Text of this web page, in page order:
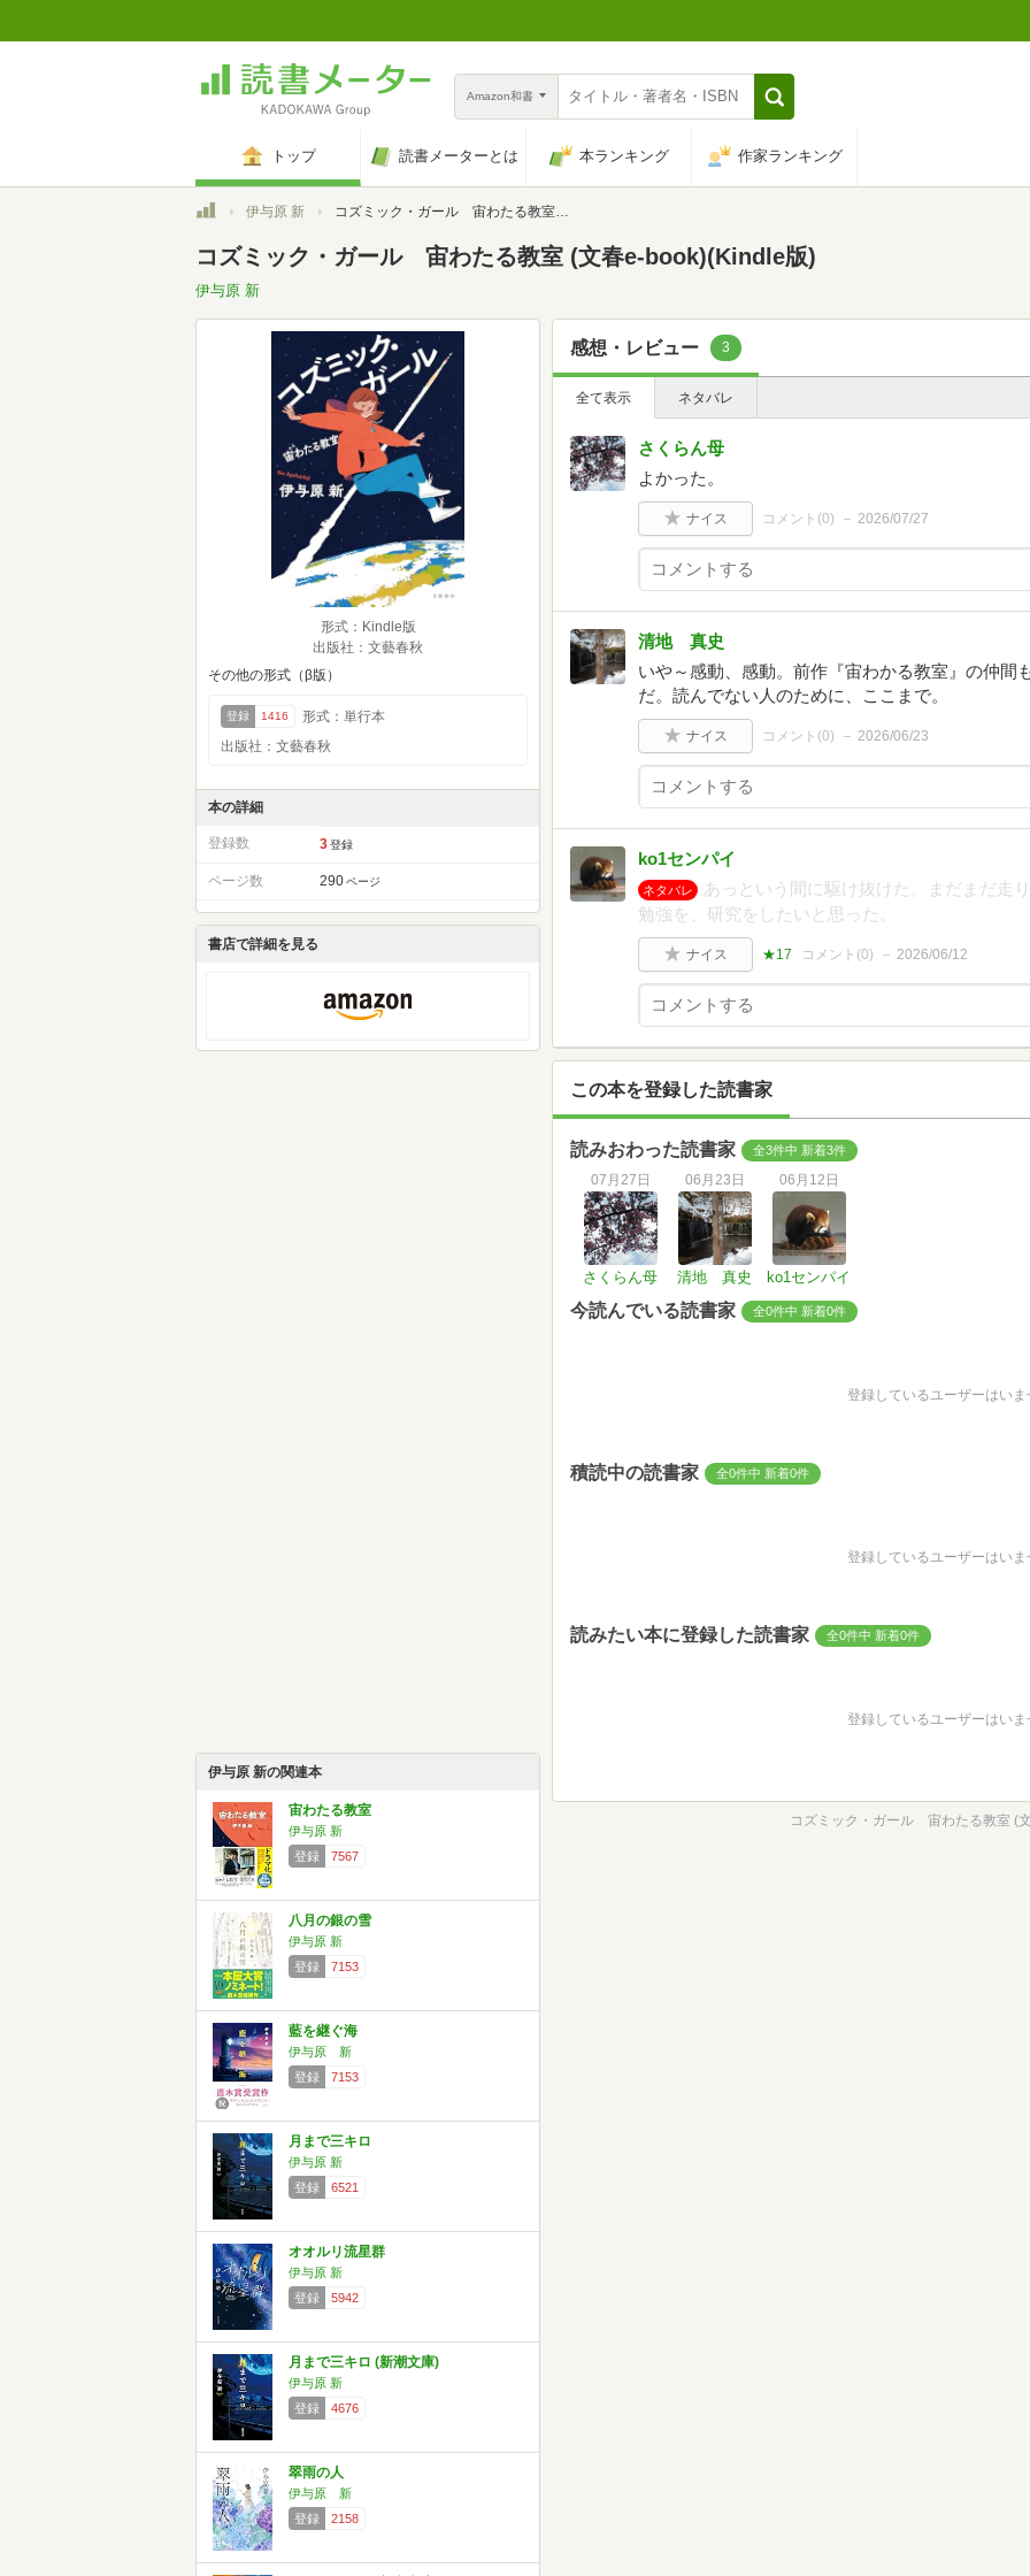
Amazon和書
トップ 読書メーターとは 本ランキング 作家ランキング
トップ伊与原 新 コズミック・ガール 宙わたる教室 (文春e-book)
コズミック・ガール 宙わたる教室 (文春e-book)(Kindle版)
伊与原 新
形式：Kindle版
出版社：文藝春秋
その他の形式（β版）
登録 1416
形式：単行本
出版社：文藝春秋
本の詳細
登録数 3 登録
ページ数 290 ページ
書店で詳細を見る
伊与原 新の関連本
宙わたる教室
伊与原 新
登録
7567
八月の銀の雪
伊与原 新
登録
7153
藍を継ぐ海
伊与原 新
登録
7153
月まで三キロ
伊与原 新
登録
6521
オオルリ流星群
伊与原 新
登録
5942
月まで三キロ (新潮文庫)
伊与原 新
登録
4676
翠雨の人
伊与原 新
登録
2158
感想・レビュー 3
全て表示 ネタバレ
さくらん母
よかった。
ナイス コメント(0) 2026/07/27
清地 真史
いや～感動、感動。前作『宙わかる教室』の仲間
だ。読んでない人のために、ここまで。
ナイス コメント(0) 2026/06/23
ko1センパイ
ネタバレ
あっという間に駆け抜けた。まだまだ走
勉強を、研究をしたいと思った。
ナイス ★17 コメント(0) 2026/06/12
この本を登録した読書家
読みおわった読書家 全3件中 新着3件
07月27日
さくらん母
06月23日
清地 真史
06月12日
ko1センパイ
今読んでいる読書家 全0件中 新着0件
登録しているユーザーはいま
積読中の読書家 全0件中 新着0件
登録しているユーザーはいま
読みたい本に登録した読書家 全0件中 新着0件
登録しているユーザーはいま
コズミック・ガール 宙わたる教室 (